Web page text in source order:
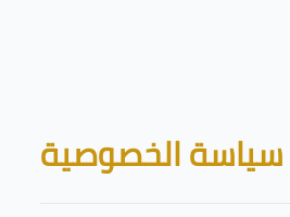
Blocks
سياسة الخصوصية